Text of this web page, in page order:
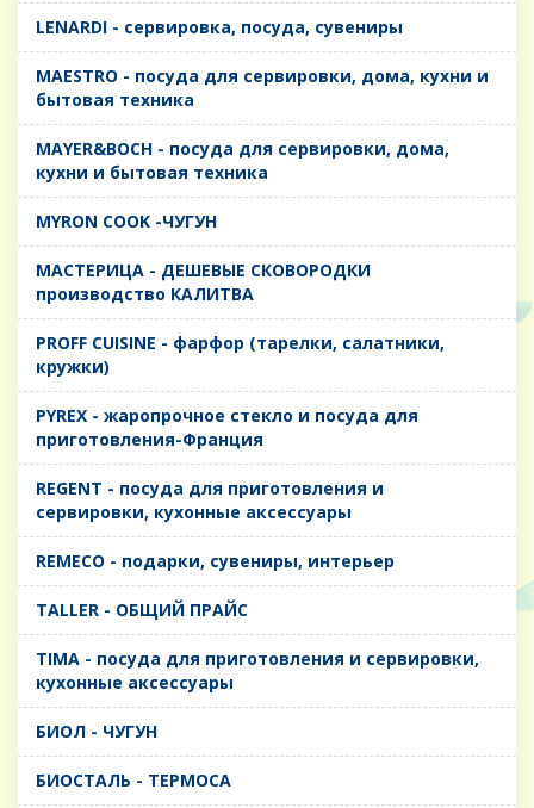
LENARDI - сервировка, посуда, сувениры
MAESTRO - посуда для сервировки, дома, кухни и
бытовая техника
MAYER&BOCH - посуда для сервировки, дома,
кухни и бытовая техника
MYRON COOK -ЧУГУН
MАСТЕРИЦА - ДЕШЕВЫЕ СКОВОРОДКИ
производство КАЛИТВА
PROFF CUISINE - фарфор (тарелки, салатники,
кружки)
PYREX - жаропрочное стекло и посуда для
приготовления-Франция
REGENT - посуда для приготовления и
сервировки, кухонные аксессуары
REMECO - подарки, сувениры, интерьер
TALLER - ОБЩИЙ ПРАЙС
TIMA - посуда для приготовления и сервировки,
кухонные аксессуары
БИОЛ - ЧУГУН
БИОСТАЛЬ - ТЕРМОСА